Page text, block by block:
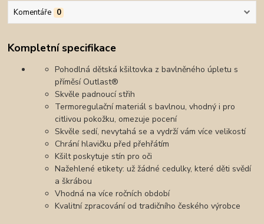
Komentáře 0
Kompletní specifikace
Pohodlná dětská kšiltovka z bavlněného úpletu s
příměsí Outlast®
Skvěle padnoucí střih
Termoregulační materiál s bavlnou, vhodný i pro
citlivou pokožku, omezuje pocení
Skvěle sedí, nevytahá se a vydrží vám více velikostí
Chrání hlavičku před přehřátím
Kšilt poskytuje stín pro oči
Nažehlené etikety: už žádné cedulky, které děti svědí
a škrábou
Vhodná na více ročních období
Kvalitní zpracování od tradičního českého výrobce